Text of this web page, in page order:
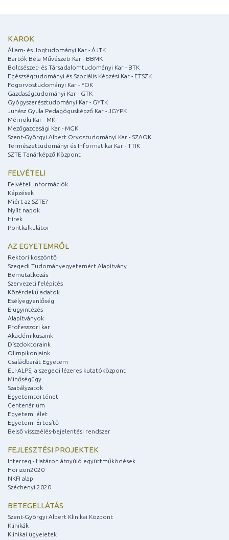
KAROK
Állam- és Jogtudományi Kar - ÁJTK
Bartók Béla Művészeti Kar - BBMK
Bölcsészet- és Társadalomtudományi Kar - BTK
Egészségtudományi és Szociális Képzési Kar - ETSZK
Fogorvostudományi Kar - FOK
Gazdaságtudományi Kar - GTK
Gyógyszerésztudományi Kar - GYTK
Juhász Gyula Pedagógusképző Kar - JGYPK
Mérnöki Kar - MK
Mezőgazdasági Kar - MGK
Szent-Györgyi Albert Orvostudományi Kar - SZAOK
Természettudományi és Informatikai Kar - TTIK
SZTE Tanárképző Központ
FELVÉTELI
Felvételi információk
Képzések
Miért az SZTE?
Nyílt napok
Hírek
Pontkalkulátor
AZ EGYETEMRŐL
Rektori köszöntő
Szegedi Tudományegyetemért Alapítvány
Bemutatkozás
Szervezeti felépítés
Közérdekű adatok
Esélyegyenlőség
E-ügyintézés
Alapítványok
Professzori kar
Akadémikusaink
Díszdoktoraink
Olimpikonjaink
Családbarát Egyetem
ELI-ALPS, a szegedi lézeres kutatóközpont
Minőségügy
Szabályzatok
Egyetemtörténet
Centenárium
Egyetemi élet
Egyetemi Értesítő
Belső visszaélés-bejelentési rendszer
FEJLESZTÉSI PROJEKTEK
Interreg - Határon átnyúló együttműködések
Horizon2020
NKFI alap
Széchenyi 2020
BETEGELLÁTÁS
Szent-Györgyi Albert Klinikai Központ
Klinikák
Klinikai ügyeletek